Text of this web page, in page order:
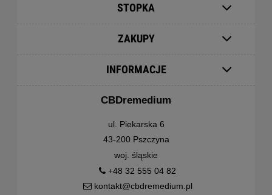
STOPKA
ZAKUPY
INFORMACJE
CBDremedium
ul. Piekarska 6
43-200 Pszczyna
woj. śląskie
+48 32 555 04 82
kontakt@cbdremedium.pl